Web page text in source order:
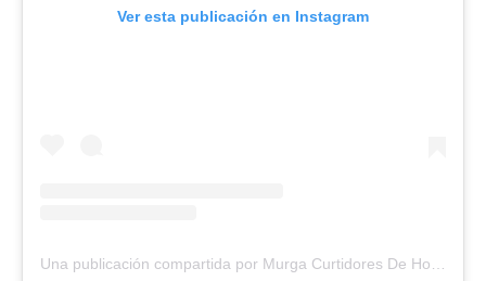
Ver esta publicación en Instagram